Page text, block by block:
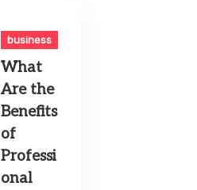
business
What
Are the
Benefits
of
Professi
onal